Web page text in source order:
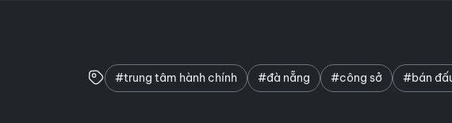
#trung tâm hành chính #đà nẵng #công sở #bán